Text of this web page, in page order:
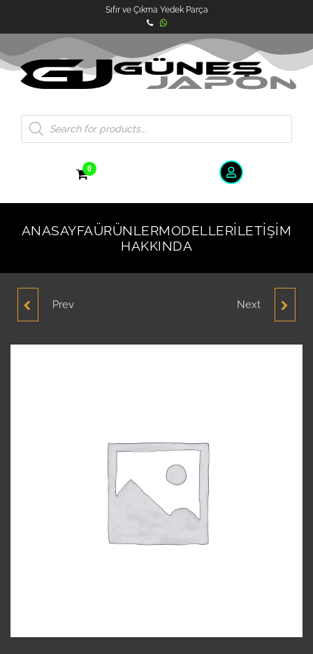
Sıfır ve Çıkma Yedek Parça
0
ANASAYFAÜRÜNLERMODELLERİLETIŞIM
HAKKINDA
HYUNDAİ GETZ MOTOR
Prev HYUNDAI GETZ 2006-
Next